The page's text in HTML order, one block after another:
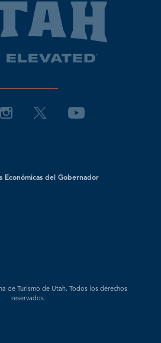
del Gobernador
de Turismo de Utah. Todos los derechos
reservados.